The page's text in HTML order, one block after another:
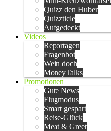
Quizz den Huber
Quizzticle
Aufgedeckt
Videos
Reportagen
Fragenbot
Wein doch
MoneyTalks
Promotionen
Gute News
Flugmodus
Smart gespart
Reise-Glück
Meat & Greet